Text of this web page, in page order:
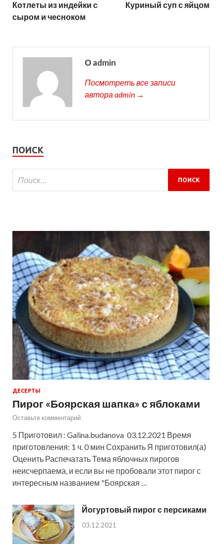
Котлеты из индейки с
сыром и чесноком
Куриный суп с яйцом
О admin
Посмотреть все записи
автора admin →
ПОИСК
ДЕСЕРТЫ
Пирог «Боярская шапка» с яблоками
Оставьте комментарий
5 Приготовил : Galina.budanova 03.12.2021 Время
приготовления: 1 ч. 0 мин Сохранить Я приготовил(а)
Оценить Распечатать Тема яблочных пирогов
неисчерпаема, и если вы не пробовали этот пирог с
интересным названием "Боярская …
Йогуртовый пирог с персиками
03.12.2021